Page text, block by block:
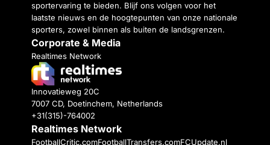
sportervaring te bieden. Blijf ons volgen voor het
laatste nieuws en de hoogtepunten van onze nationale
sporters, zowel binnen als buiten de landsgrenzen.
Corporate & Media
Realtimes Network
Innovatieweg 20C
7007 CD, Doetinchem, Netherlands
+31(315)-764002
Realtimes Network
FootballCritic.comFootballTransfers.comFCUpdate.nl